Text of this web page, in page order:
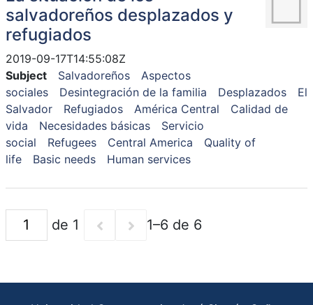
salvadoreños desplazados y
refugiados
2019-09-17T14:55:08Z
Subject
Salvadoreños
Aspectos
sociales
Desintegración de la familia Desplazados
El
Salvador
Refugiados América Central
Calidad de
vida
Necesidades básicas
Servicio
social
Refugees Central America
Quality of
life
Basic needs Human services
de 1 1–6 de 6